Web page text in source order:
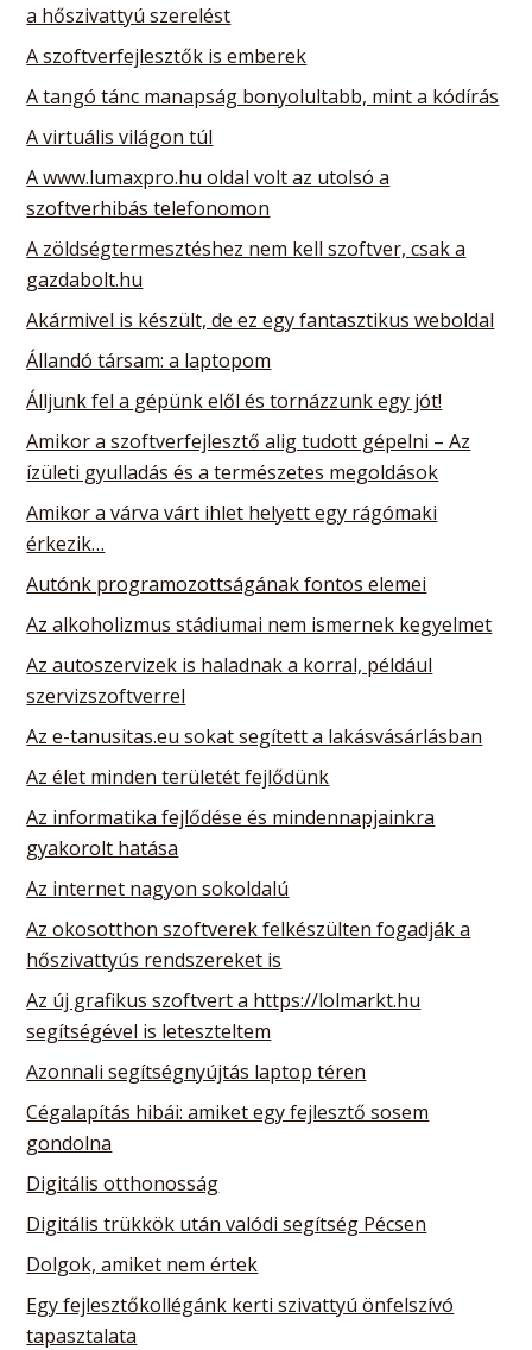
a hőszivattyú szerelést
A szoftverfejlesztők is emberek
A tangó tánc manapság bonyolultabb, mint a kódírás
A virtuális világon túl
A www.lumaxpro.hu oldal volt az utolsó a
szoftverhibás telefonomon
A zöldségtermesztéshez nem kell szoftver, csak a
gazdabolt.hu
Akármivel is készült, de ez egy fantasztikus weboldal
Állandó társam: a laptopom
Álljunk fel a gépünk elől és tornázzunk egy jót!
Amikor a szoftverfejlesztő alig tudott gépelni – Az
ízületi gyulladás és a természetes megoldások
Amikor a várva várt ihlet helyett egy rágómaki
érkezik…
Autónk programozottságának fontos elemei
Az alkoholizmus stádiumai nem ismernek kegyelmet
Az autoszervizek is haladnak a korral, például
szervizszoftverrel
Az e-tanusitas.eu sokat segített a lakásvásárlásban
Az élet minden területét fejlődünk
Az informatika fejlődése és mindennapjainkra
gyakorolt hatása
Az internet nagyon sokoldalú
Az okosotthon szoftverek felkészülten fogadják a
hőszivattyús rendszereket is
Az új grafikus szoftvert a https://lolmarkt.hu
segítségével is leteszteltem
Azonnali segítségnyújtás laptop téren
Cégalapítás hibái: amiket egy fejlesztő sosem
gondolna
Digitális otthonosság
Digitális trükkök után valódi segítség Pécsen
Dolgok, amiket nem értek
Egy fejlesztőkollégánk kerti szivattyú önfelszívó
tapasztalata